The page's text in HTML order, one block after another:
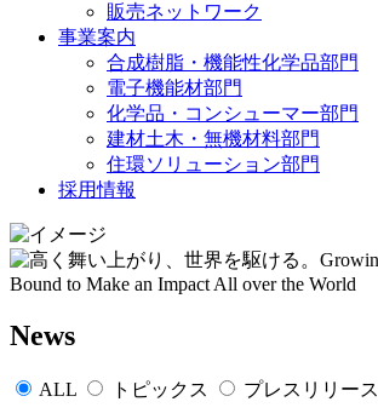
販売ネットワーク
事業案内
合成樹脂・機能性化学品部門
電子機能材部門
化学品・コンシューマー部門
建材土木・無機材料部門
住環ソリューション部門
採用情報
News
ALL トピックス プレスリリース